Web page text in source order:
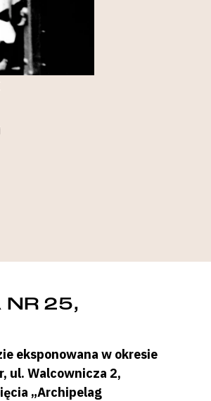
NR 25,
eksponowana w okresie
ul. Walcownicza 2,
„Archipelag